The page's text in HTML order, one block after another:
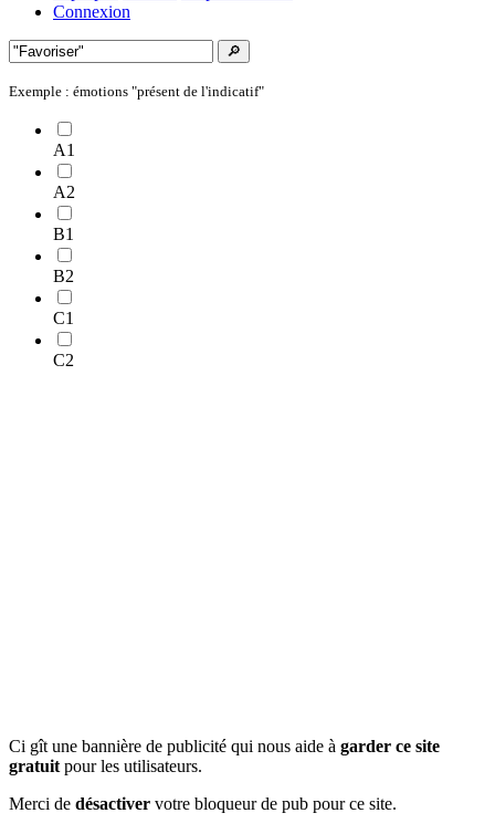
Connexion
🔎
Exemple : émotions "présent de l'indicatif"
A1
A2
B1
B2
C1
C2
Ci gît une bannière de publicité qui nous aide à garder ce site
gratuit pour les utilisateurs.
Merci de désactiver votre bloqueur de pub pour ce site.